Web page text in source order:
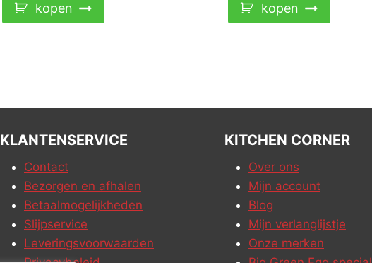
kopen kopen
KLANTENSERVICE
Contact
Bezorgen en afhalen
Betaalmogelijkheden
Slijpservice
Leveringsvoorwaarden
KITCHEN CORNER
Over ons
Mijn account
Blog
Mijn verlanglijstje
Onze merken